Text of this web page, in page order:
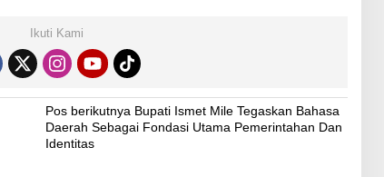
Ikuti Kami
Pos berikutnya Bupati Ismet Mile Tegaskan Bahasa
Daerah Sebagai Fondasi Utama Pemerintahan Dan
Identitas